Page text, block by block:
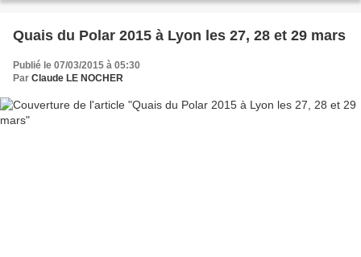
Quais du Polar 2015 à Lyon les 27, 28 et 29 mars
Publié le 07/03/2015 à 05:30
Par Claude LE NOCHER